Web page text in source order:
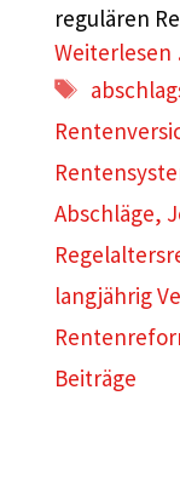
regulären
Abschläge,
langjährig
Beiträge